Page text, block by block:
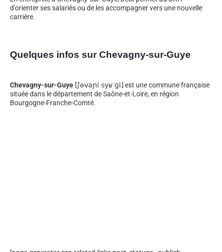
d’orienter ses salariés ou de les accompagner vers une nouvelle
carrière.
Quelques infos sur Chevagny-sur-Guye
Chevagny-sur-Guye [ʃəvaɲi syʁ ɡi]est une commune française
située dans le département de Saône-et-Loire, en région
Bourgogne-Franche-Comté.